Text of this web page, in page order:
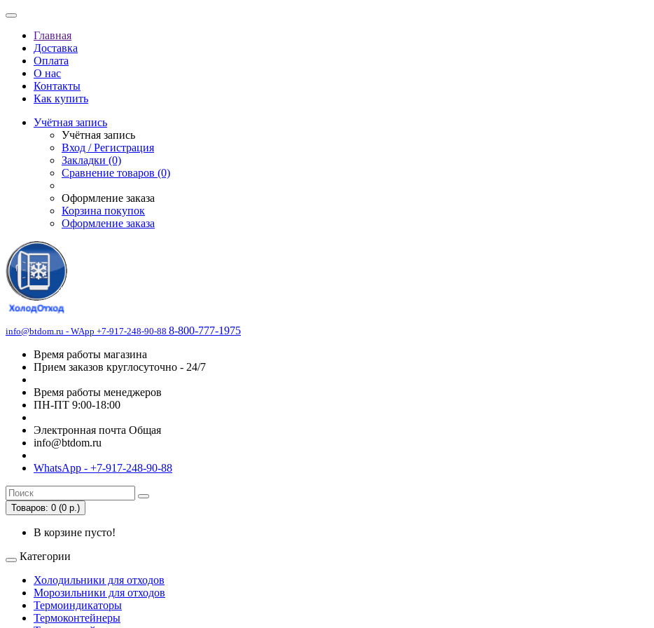
Главная
Доставка
Оплата
О нас
Контакты
Как купить
Учётная запись
Учётная запись
Вход / Регистрация
Закладки (0)
Сравнение товаров (0)
Оформление заказа
Корзина покупок
Оформление заказа
info@btdom.ru - WApp +7-917-248-90-88 8-800-777-1975
Время работы магазина
Прием заказов круглосуточно - 24/7
Время работы менеджеров
ПН-ПТ 9:00-18:00
Электронная почта Общая
info@btdom.ru
WhatsApp - +7-917-248-90-88
Товаров: 0 (0 р.)
В корзине пусто!
Категории
Холодильники для отходов
Морозильники для отходов
Термоиндикаторы
Термоконтейнеры